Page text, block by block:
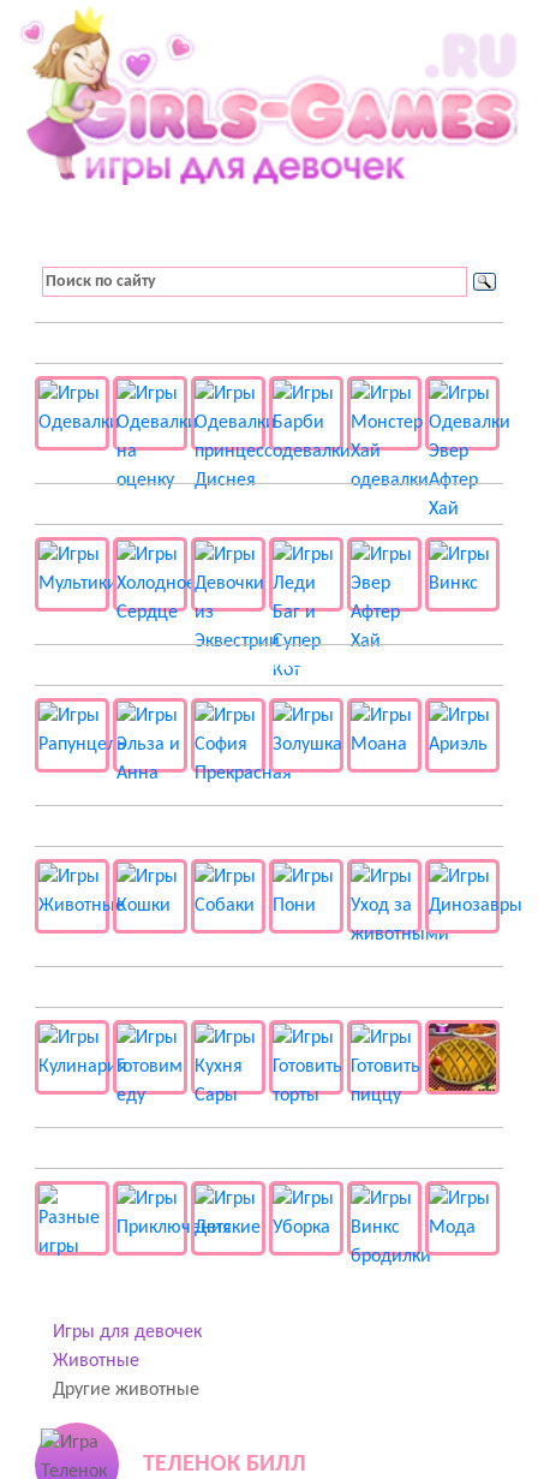
👸 Принцессы
Игры для девочек
Животные
Другие животные
ТЕЛЕНОК БИЛЛ